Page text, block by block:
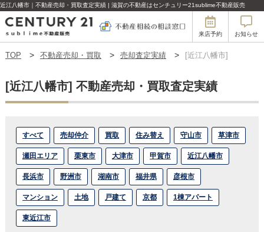
近江八幡市｜不動産売却・買取査定実績 | 滋賀の不動産はセンチュリー21sublime不動産販売
来店予約 お知らせ
TOP 不動産売却・買取 売却査定実績 [近江八幡市]
[近江八幡市] 不動産売却・買取査定実績
すべて 売却仲介 買取 住み替え 守山市 草津市
瀬田エリア 栗東市 大津市 甲賀市 近江八幡市
長浜市 野洲市 湖南市 福井県 彦根市
マンション 土地 戸建て 京都 1棟アパート
東近江市